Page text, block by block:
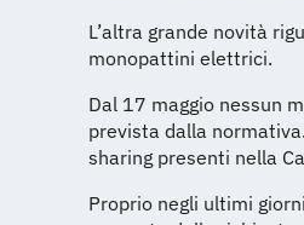
L’altra grande novità
monopattini elettrici.
Dal 17 maggio nessun
prevista dalla
sharing presenti nella
Proprio negli ultimi